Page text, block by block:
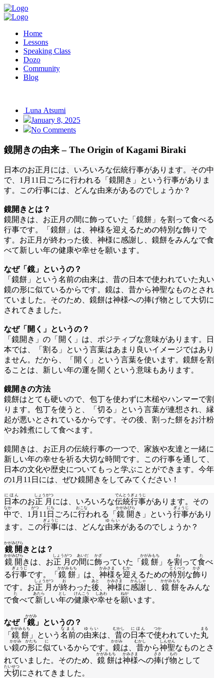
Home
Lessons
Speaking Class
Dozo
Community
Blog
Luna Atsumi
January 8, 2025
No Comments
鏡開きの由来 – The Origin of Kagami Biraki
日本のお正月には、いろいろな伝統行事があります。その中
で、1月11日ごろに行われる「鏡開き」という行事がありま
す。この行事には、どんな由来があるのでしょうか？
鏡開きとは？
鏡開きは、お正月の間に飾っていた「鏡餅」を割って食べる
行事です。「鏡餅」は、神様を迎えるための特別な飾りで
す。お正月が終わった後、神様に感謝し、鏡餅をみんなで食
べて新しい年の健康や幸せを願います。
なぜ「鏡」というの？
「鏡餅」という名前の由来は、昔の日本で使われていた丸い
鏡の形に似ているからです。鏡は、昔から神聖なものとされ
ていました。そのため、鏡餅は神様への捧げ物として大切に
されてきました。
なぜ「開く」というの？
「鏡開き」の「開く」は、ポジティブな意味があります。日
本では、「割る」という言葉はあまり良いイメージではあり
ません。だから、「開く」という言葉を使います。鏡餅を割
ることは、新しい年の運を開くという意味もあります。
鏡開きの方法
鏡餅はとても硬いので、包丁を使わずに木槌やハンマーで割
ります。包丁を使うと、「切る」という言葉が連想され、縁
起が悪いとされているからです。その後、割った餅をお汁粉
やお雑煮にして食べます。
鏡開きは、お正月の伝統行事の一つで、家族や友達と一緒に
新しい年の幸せを祈る大切な時間です。この行事を通して、
日本の文化や歴史についてもっと学ぶことができます。今年
の1月11日には、ぜひ鏡開きをしてみてください！
日本
にほん
のお正月
しょうがつ
には、いろいろな伝統行事
でんとうぎょうじ
があります。その
中
なか
で、1月
がつ
11 日
にち
ごろに行
おこな
われる「 鏡開
かがみびら
き」という 行事
ぎょうじ
があり
ます。この行事
ぎょうじ
には、どんな由来
ゆらい
があるのでしょうか？
鏡開
かがみびら
きとは？
鏡開
かがみびら
きは、お正月
しょうがつ
の間
あいだ
に飾
かざ
っていた「 鏡餅
かがみもち
」を割
わ
って食
た
べ
る行事
ぎょうじ
です。「 鏡餅
かがみもち
」は、 神様
かみさま
を迎
むか
えるための特別
とくべつ
な飾
かざ
り
です。お正月
しょうがつ
が終
お
わった後
あと
、 神様
かみさま
に感謝
かんしゃ
し、 鏡餅
かがみもち
をみんな
で食
た
べて新
あたら
しい年
とし
の健康
けんこう
や幸
しあわ
せを願
ねが
います。
なぜ「 鏡
かがみ
」というの？
「 鏡餅
かがみもち
」という 名前
なまえ
の由来
ゆらい
は、 昔
むかし
の日本
にほん
で使
つか
われていた丸
まる
い鏡
かがみ
の形
かたち
に似
に
ているからです。 鏡
かがみ
は、 昔
むかし
から神聖
しんせん
なものとさ
れていました。そのため、 鏡餅
かがみもち
は神様
かみさま
への捧
ささ
げ物
もの
として
大切
たいせつ
にされてきました。